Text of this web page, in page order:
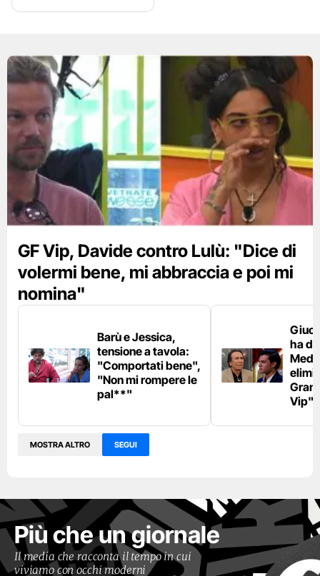
GF Vip, Davide contro Lulù: "Dice di
volermi bene, mi abbraccia e poi mi
nomina"
Barù e Jessica,
tensione a tavola:
"Comportati bene",
"Non mi rompere le
pal**"
ha
Vip"
MOSTRA ALTRO SEGUI
Più che un giornale
Il media che racconta il tempo in cui
viviamo con occhi moderni